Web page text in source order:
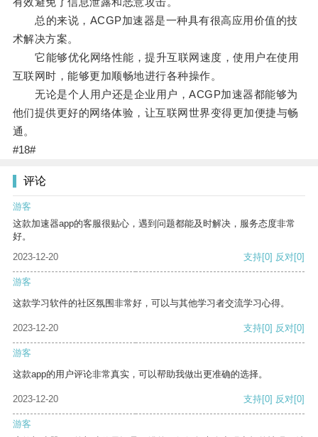
总的来说，ACGP加速器是一种具有很高应用价值的技
术解决方案。
它能够优化网络性能，提升互联网速度，使用户在使用
互联网时，能够更加顺畅地进行各种操作。
无论是个人用户还是企业用户，ACGP加速器都能够为
他们提供更好的网络体验，让互联网世界变得更加便捷与畅
通。
#18#
评论
游客
这款加速器app的客服很贴心，遇到问题都能及时解决，服务态度非常
好。
2023-12-20
支持[0] 反对[0]
游客
这款学习软件的社区氛围非常好，可以与其他学习者交流学习心得。
2023-12-20 支持[0] 反对[0]
游客
这款app的用户评论非常真实，可以帮助我做出更准确的选择。
2023-12-20 支持[0] 反对[0]
游客